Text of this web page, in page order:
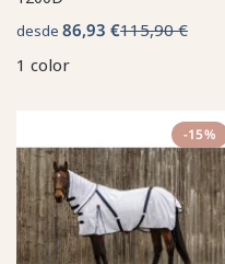
desde 86,93 €115,90 €
1 color
-15%